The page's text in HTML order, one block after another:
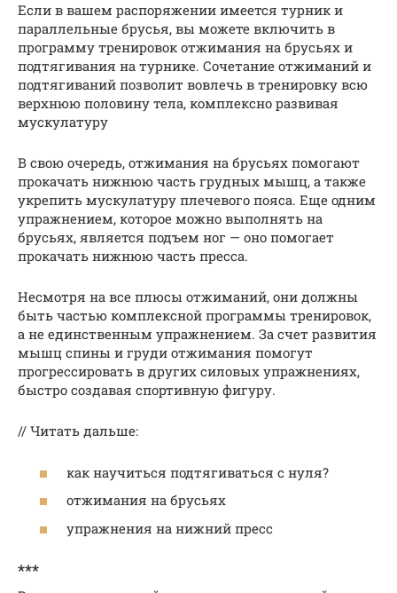
Если в вашем распоряжении имеется турник и
параллельные брусья, вы можете включить в
программу тренировок отжимания на брусьях и
подтягивания на турнике. Сочетание отжиманий и
подтягиваний позволит вовлечь в тренировку всю
верхнюю половину тела, комплексно развивая
мускулатуру
В свою очередь, отжимания на брусьях помогают
прокачать нижнюю часть грудных мышц, а также
укрепить мускулатуру плечевого пояса. Еще одним
упражнением, которое можно выполнять на
брусьях, является подъем ног — оно помогает
прокачать нижнюю часть пресса.
Несмотря на все плюсы отжиманий, они должны
быть частью комплексной программы тренировок,
а не единственным упражнением. За счет развития
мышц спины и груди отжимания помогут
прогрессировать в других силовых упражнениях,
быстро создавая спортивную фигуру.
// Читать дальше:
как научиться подтягиваться с нуля?
отжимания на брусьях
упражнения на нижний пресс
***